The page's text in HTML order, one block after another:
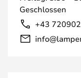
Geschlossen
+43